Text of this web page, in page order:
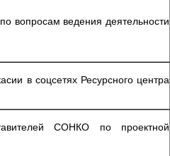
вопросам ведения деятельности
в соцсетях Ресурсного центра
СОНКО по проектной